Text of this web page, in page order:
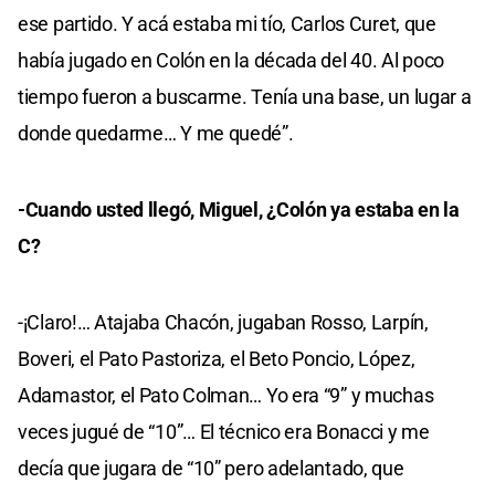
ese partido. Y acá estaba mi tío, Carlos Curet, que
había jugado en Colón en la década del 40. Al poco
tiempo fueron a buscarme. Tenía una base, un lugar a
donde quedarme… Y me quedé”.
-Cuando usted llegó, Miguel, ¿Colón ya estaba en la
C?
-¡Claro!… Atajaba Chacón, jugaban Rosso, Larpín,
Boveri, el Pato Pastoriza, el Beto Poncio, López,
Adamastor, el Pato Colman… Yo era “9” y muchas
veces jugué de “10”… El técnico era Bonacci y me
decía que jugara de “10” pero adelantado, que